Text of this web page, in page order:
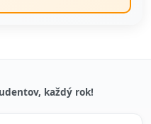
každý rok!